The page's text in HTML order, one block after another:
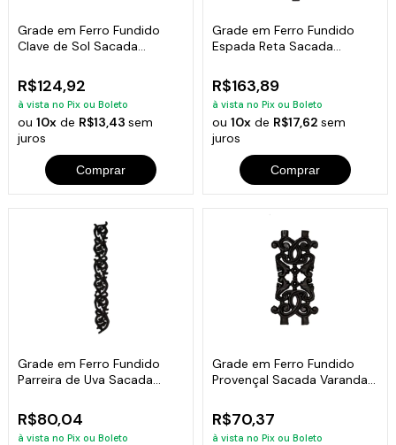
Grade em Ferro Fundido
Clave de Sol Sacada
R$124,92
à vista no Pix ou Boleto
ou10x de R$13,43sem
juros
Comprar
Grade em Ferro Fundido
Espada Reta Sacada
R$163,89
à vista no Pix ou Boleto
ou 10xde R$17,62 sem
juros
Comprar
Grade em Ferro Fundido
Parreira de Uva Sacada
R$80,04
à vista no Pix ou Boleto
Grade em Ferro Fundido
Provençal Sacada Varanda
R$70,37
à vista no Pix ou Boleto